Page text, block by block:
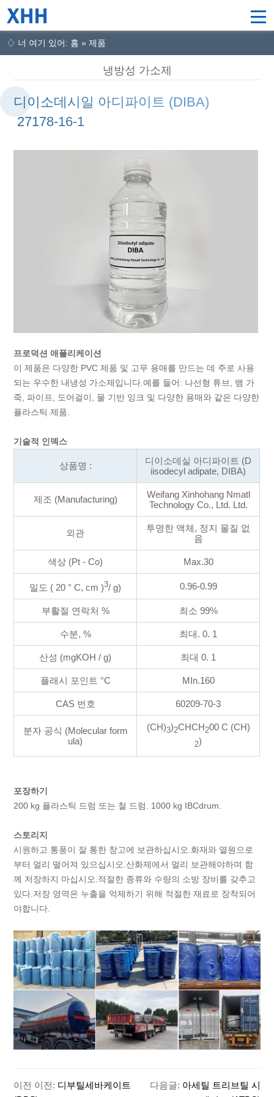
♢ 너 여기 있어: 홈 » 제품
냉방성 가소제
디이소데시일 아디파이트 (DIBA)
27178-16-1
프로덕션 애플리케이션
이 제품은 다양한 PVC 제품 및 고무 용매를 만드는 데 주로 사용
되는 우수한 내냉성 가소제입니다.예를 들어: 나선형 튜브, 뱀 가
죽, 파이프, 도어걸이, 물 기반 잉크 및 다양한 용매와 같은 다양한
플라스틱 제품.
기술적 인덱스
상품명 :
디이소데실 아디파이트 (D
iisodecyl adipate, DIBA)
제조 (Manufacturing)
Weifang Xinhohang Nmatl
Technology Co., Ltd. Ltd.
외관
투명한 액체, 정지 물질 없
음
색상 (Pt - Co) Max.30
밀도 ( 20 ° C, cm )3/ g) 0.96-0.99
부활절 연락처 % 최소 99%
수분, % 최대. 0. 1
산성 (mgKOH / g) 최대 0. 1
플래시 포인트 °C MIn.160
CAS 번호 60209-70-3
분자 공식 (Molecular form
ula)
(CH)3)2CHCH200 C (CH)
2)
포장하기
200 kg 플라스틱 드럼 또는 철 드럼. 1000 kg IBCdrum.
스토리지
시원하고 통풍이 잘 통한 창고에 보관하십시오.화재와 열원으로
부터 멀리 떨어져 있으십시오.산화제에서 멀리 보관해야하며 함
께 저장하지 마십시오.적절한 종류와 수량의 소방 장비를 갖추고
있다.저장 영역은 누출을 억제하기 위해 적절한 재료로 장착되어
야합니다.
이전 이전: 디부틸세바케이트
다음글: 아세틸 트리브틸 시